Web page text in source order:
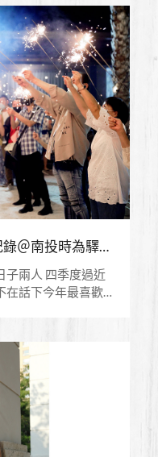
攝影＋MUA＋
Layout＋
＋Location＋ 萊特
觀賞更多作品：
台中婚攝｜Ni ＆ Chi ｜婚禮紀錄＠南投時為驛行館/戶外美式婚禮
子兩人 四季度過近
在話下今年最喜歡
house
Photography
多作品：